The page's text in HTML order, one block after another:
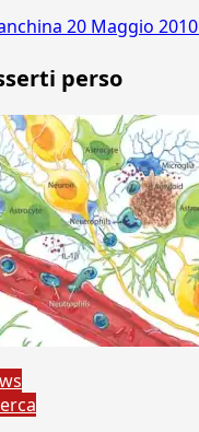
20 Maggio 2010
perso